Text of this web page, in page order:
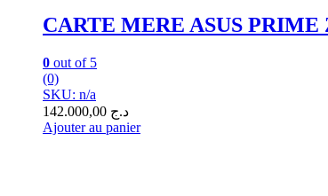
CARTE MERE ASUS PRIME
0 out of 5
(0)
SKU: n/a
د.ج
Ajouter au panier